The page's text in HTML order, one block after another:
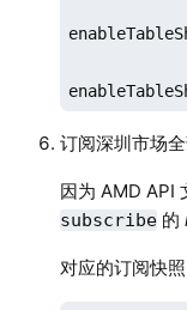
订阅深圳市场
因为 AMD API
subscribe的
对应的订阅快